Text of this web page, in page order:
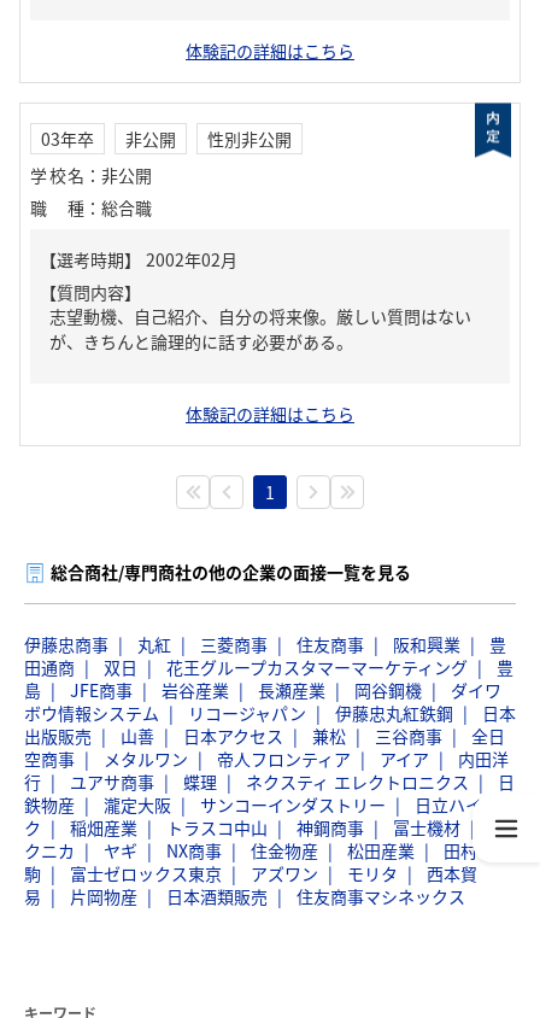
体験記の詳細はこちら
03年卒 非公開
性別非公開
学校名 ： 非公開
職種 ： 総合職
【質問内容】
志望動機、自己紹介、自分の将来像。厳しい質問はない
が、きちんと論理的に話す必要がある。
体験記の詳細はこちら
1
総合商社/専門商社の他の企業の面接一覧を見る
伊藤忠商事 丸紅 三菱商事 住友商事 阪和興業
豊
田通商
双日 花王グループカスタマーマーケティング
豊
島
JFE商事 岩谷産業 長瀬産業 岡谷鋼機
ダイワ
ボウ情報システム
リコージャパン 伊藤忠丸紅鉄鋼
日本
出版販売
山善 日本アクセス 兼松 三谷商事
全日
空商事
メタルワン 帝人フロンティア アイア
内田洋
行
ユアサ商事 蝶理 ネクスティ エレクトロニクス
日
鉄物産
瀧定大阪 サンコーインダストリー
日立ハイテ
ク
稲畑産業 トラスコ中山 神鋼商事 冨士機材
マ
クニカ
ヤギ NX商事 住金物産 松田産業
田村
駒
富士ゼロックス東京 アズワン モリタ
西本貿
易
片岡物産 日本酒類販売 住友商事マシネックス
キーワード